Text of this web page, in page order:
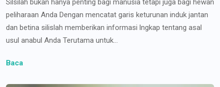
Silsilah bukan hanya penting bagi manusia tetapi juga bagi hewan
peliharaan Anda Dengan mencatat garis keturunan induk jantan
dan betina silislah memberikan informasi lngkap tentang asal
usul anabul Anda Terutama untuk...
Baca